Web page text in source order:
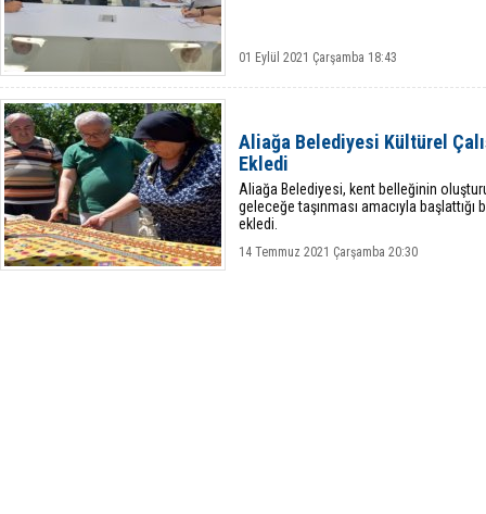
01 Eylül 2021 Çarşamba 18:43
Aliağa Belediyesi Kültürel
Ekledi
Aliağa Belediyesi, kent belleğinin
geleceğe taşınması amacıyla
ekledi.
14 Temmuz 2021 Çarşamba 20:30